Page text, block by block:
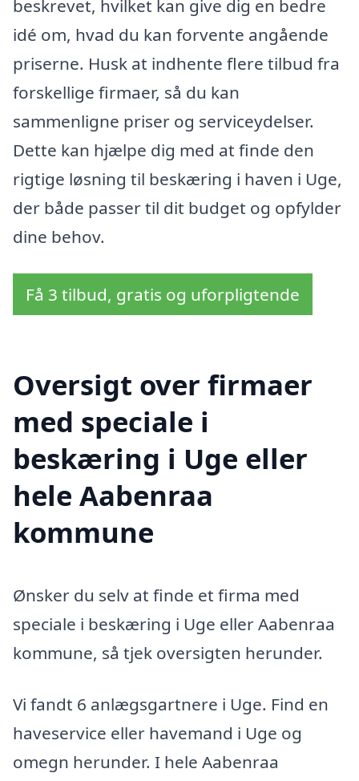
beskrevet, hvilket kan give dig en bedre
idé om, hvad du kan forvente angående
priserne. Husk at indhente flere tilbud fra
forskellige firmaer, så du kan
sammenligne priser og serviceydelser.
Dette kan hjælpe dig med at finde den
rigtige løsning til beskæring i haven i Uge,
der både passer til dit budget og opfylder
dine behov.
Få 3 tilbud, gratis og uforpligtende
Oversigt over firmaer
med speciale i
beskæring i Uge eller
hele Aabenraa
kommune
Ønsker du selv at finde et firma med
speciale i beskæring i Uge eller Aabenraa
kommune, så tjek oversigten herunder.
Vi fandt 6 anlægsgartnere i Uge. Find en
haveservice eller havemand i Uge og
omegn herunder. I hele Aabenraa